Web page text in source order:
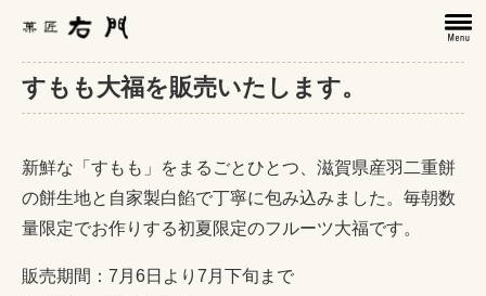
すもも大福を販売いたします。
新鮮な「すもも」をまるごとひとつ、滋賀県産羽二重餅
の餅生地と自家製白餡で丁寧に包み込みました。毎朝数
量限定でお作りする初夏限定のフルーツ大福です。
販売期間：7月6日より7月下旬まで